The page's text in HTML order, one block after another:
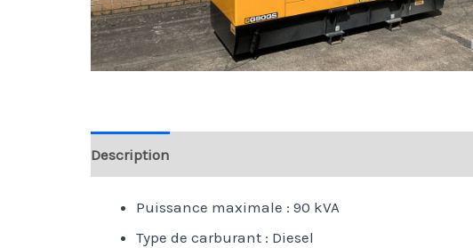
Description
Puissance maximale : 90 kVA
Type de carburant : Diesel